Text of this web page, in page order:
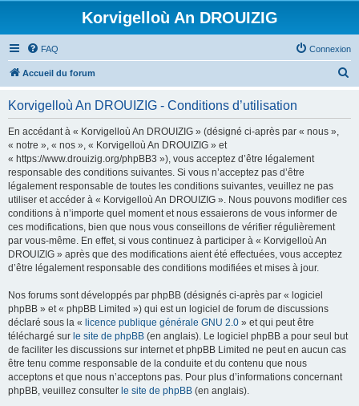
Korvigelloù An DROUIZIG
FAQ Connexion
Accueil du forum
Korvigelloù An DROUIZIG - Conditions d’utilisation
En accédant à « Korvigelloù An DROUIZIG » (désigné ci-après par « nous »,
« notre », « nos », « Korvigelloù An DROUIZIG » et
« https://www.drouizig.org/phpBB3 »), vous acceptez d’être légalement
responsable des conditions suivantes. Si vous n’acceptez pas d’être
légalement responsable de toutes les conditions suivantes, veuillez ne pas
utiliser et accéder à « Korvigelloù An DROUIZIG ». Nous pouvons modifier ces
conditions à n’importe quel moment et nous essaierons de vous informer de
ces modifications, bien que nous vous conseillons de vérifier régulièrement
par vous-même. En effet, si vous continuez à participer à « Korvigelloù An
DROUIZIG » après que des modifications aient été effectuées, vous acceptez
d’être légalement responsable des conditions modifiées et mises à jour.
Nos forums sont développés par phpBB (désignés ci-après par « logiciel
phpBB » et « phpBB Limited ») qui est un logiciel de forum de discussions
déclaré sous la « licence publique générale GNU 2.0 » et qui peut être
téléchargé sur le site de phpBB (en anglais). Le logiciel phpBB a pour seul but
de faciliter les discussions sur internet et phpBB Limited ne peut en aucun cas
être tenu comme responsable de la conduite et du contenu que nous
acceptons et que nous n’acceptons pas. Pour plus d’informations concernant
phpBB, veuillez consulter le site de phpBB (en anglais).